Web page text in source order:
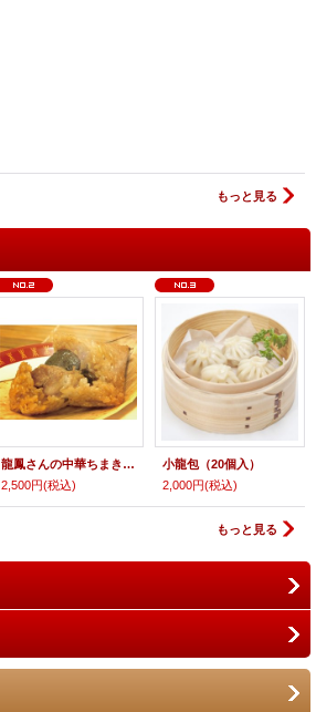
もっと見る
龍鳳さんの中華ちまき（5個入）
2,500円(税込)
小龍包（20個入）
2,000円(税込)
もっと見る